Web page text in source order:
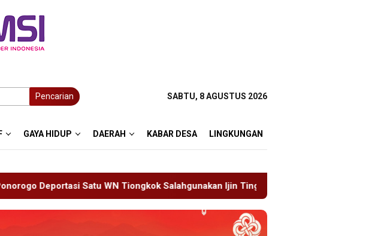
Pencarian SABTU, 8 AGUSTUS 2026
GAYA HIDUP DAERAH KABAR DESA LINGKUNGAN
Tiongkok Salahgunakan Ijin Tinggal 19 Siswa Sakit Bersamaan, Wartawan